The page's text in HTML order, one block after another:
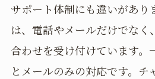
サポート体制にも違いがあり
は、電話やメールだけでなく
合わせを受け付けています。
とメールのみの対応です。チ